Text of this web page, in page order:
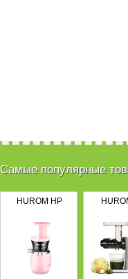
Самые популярные
HUROM HP